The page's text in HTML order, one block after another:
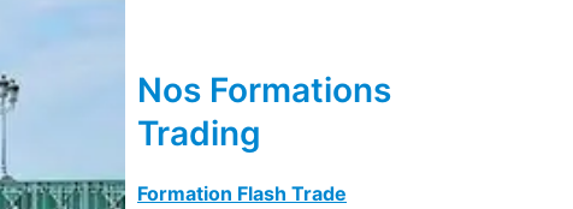
Nos Formations
Trading
Formation Flash Trade